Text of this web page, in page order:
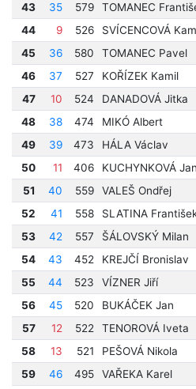
43
35 579 TOMANEC
44
9 526 SVÍCENCOVÁ
45
36 580 TOMANEC Pavel
46
37 527 KOŘÍZEK Kamil
47
10 524 DANADOVÁ Jitka
48
38 474 MIKÓ Albert
49
39 473 HÁLA Václav
50
11 406 KUCHYNKOVÁ
51
40 559 VALEŠ Ondřej
52
41 558 SLATINA
53
42 557 ŠÁLOVSKÝ Milan
54
43 452 KREJČÍ Bronislav
55
44 523 VÍZNER Jiří
56
45 520 BUKÁČEK Jan
57
12 522 TENOROVÁ Iveta
58
13 521 PEŠOVÁ Nikola
59
46 495 VAŘEKA Karel